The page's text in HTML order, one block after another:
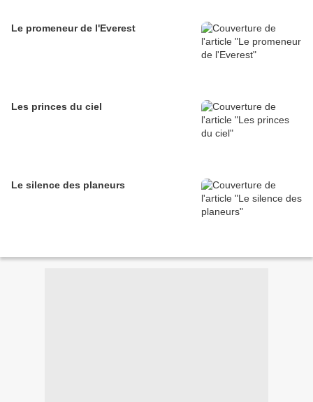
Le promeneur de l'Everest
Les princes du ciel
Le silence des planeurs